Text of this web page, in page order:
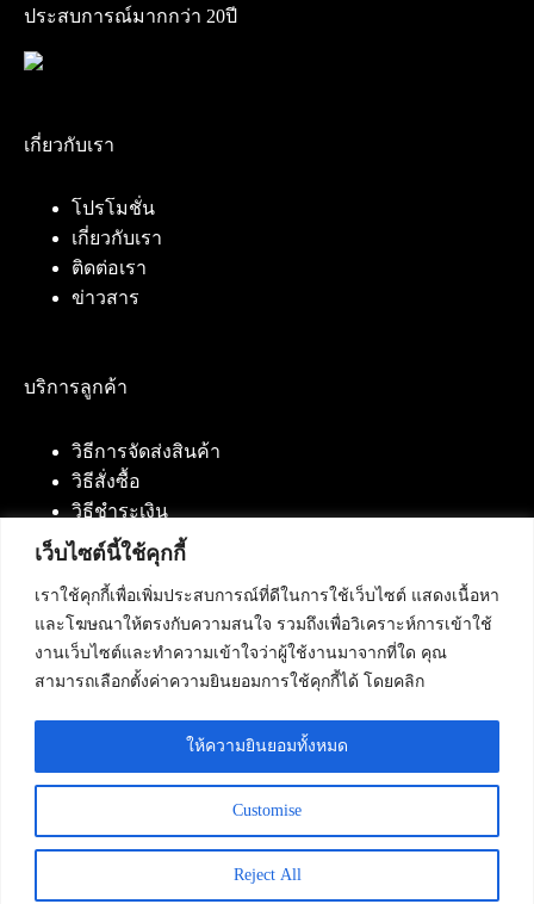
เว็บไซต์นี้ใช้คุกกี้
เราใช้คุกกี้เพื่อเพิ่มประสบการณ์ที่ดีในการใช้เว็บไซต์ แสดงเนื้อหา
และโฆษณาให้ตรงกับความสนใจ รวมถึงเพื่อวิเคราะห์การเข้าใช้
งานเว็บไซต์และทำความเข้าใจว่าผู้ใช้งานมาจากที่ใด คุณ
สามารถเลือกตั้งค่าความยินยอมการใช้คุกกี้ได้ โดยคลิก
Customise
Reject All
ให้ความยินยอมทั้งหมด
ประสบการณ์มากกว่า 20ปี
เกี่ยวกับเรา
โปรโมชั่น
เกี่ยวกับเรา
ติดต่อเรา
ข่าวสาร
บริการลูกค้า
วิธีการจัดส่งสินค้า
วิธีสั่งซื้อ
วิธีชำระเงิน
ติดต่อเรา
บริษัท เน็ทฟิวชั่น คอมมิวนิเคชั่น จำกัด 420/94 ถนน
นัมเบอร์วัน-ราม 2 แขวงดอกไม้, เขตประเวศ
กรุงเทพมหานคร 10250
โทรศัพท์ :084-553-4055,086-309-5259,
Copyright © 2026 - Netfusion Communication Co., Ltd. All